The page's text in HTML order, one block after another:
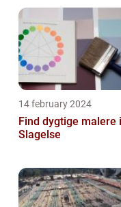
14 february 2024
Find dygtige malere i
Slagelse